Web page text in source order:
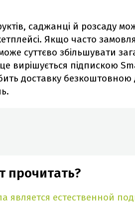
саджанці й розсаду
Якщо часто
суттєво збільшувати
вирішується підпискою
доставку
прочитать?
является естественной